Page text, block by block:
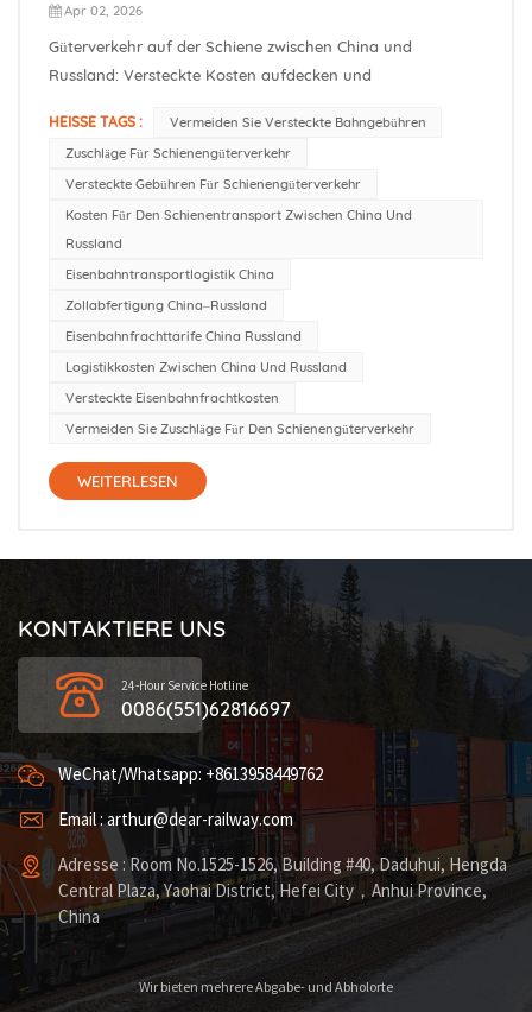
Apr 02, 2026
Güterverkehr auf der Schiene zwischen China und
Russland: Versteckte Kosten aufdecken und
zwischen China und Russland bietet eine schnelle und
kostengünstige Option für schwere Güter, birgt aber
zahlreiche versteckte Kosten. Neben den reinen
Frachtkost...
HEISSE TAGS :
Vermeiden Sie Versteckte Bahngebühren
Zuschläge Für Schienengüterverkehr
Versteckte Gebühren Für Schienengüterverkehr
Kosten Für Den Schienentransport Zwischen China Und
Russland
Eisenbahntransportlogistik China
Zollabfertigung China–Russland
Eisenbahnfrachttarife China Russland
Logistikkosten Zwischen China Und Russland
Versteckte Eisenbahnfrachtkosten
Vermeiden Sie Zuschläge Für Den Schienengüterverkehr
WEITERLESEN
KONTAKTIERE UNS
24-Hour Service Hotline
0086(551)62816697
WeChat/Whatsapp: +8613958449762
Email : arthur@dear-railway.com
Adresse : Room No.1525-1526, Building #40, Daduhui, Hengda
Central Plaza, Yaohai District, Hefei City，Anhui Province,
China
Wir bieten mehrere Abgabe- und Abholorte